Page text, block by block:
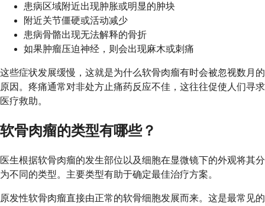
患病区域附近出现肿胀或明显的肿块
附近关节僵硬或活动减少
患病骨骼出现无法解释的骨折
如果肿瘤压迫神经，则会出现麻木或刺痛
这些症状发展缓慢，这就是为什么软骨肉瘤有时会被忽视数月的
原因。疼痛通常对非处方止痛药反应不佳，这往往促使人们寻求
医疗救助。
软骨肉瘤的类型有哪些？
医生根据软骨肉瘤的发生部位以及细胞在显微镜下的外观将其分
为不同的类型。主要类型有助于确定最佳治疗方案。
原发性软骨肉瘤直接由正常的软骨细胞发展而来。这是最常见的